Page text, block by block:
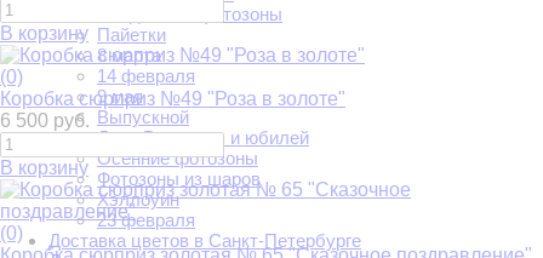
Свадебные фотозоны
Пайетки
8 марта
14 февраля
9 мая
Выпускной
День Рождения и юбилей
Осенние фотозоны
Фотозоны из шаров
Хэллоуин
23 февраля
Доставка цветов в Санкт-Петербурге
В корзину
(0)
Коробка сюрприз №49 "Роза в золоте"
6 500 руб.
В корзину
(0)